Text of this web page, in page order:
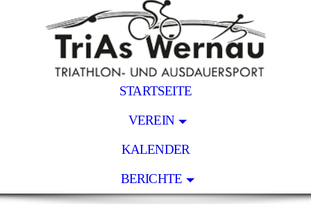
STARTSEITE
VEREIN
KALENDER
BERICHTE